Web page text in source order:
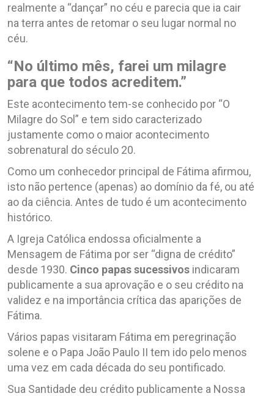
realmente a “dançar” no céu e parecia que ia cair
na terra antes de retomar o seu lugar normal no
céu.
“No último mês, farei um milagre
para que todos acreditem.”
Este acontecimento tem-se conhecido por “O
Milagre do Sol” e tem sido caracterizado
justamente como o maior acontecimento
sobrenatural do século 20.
Como um conhecedor principal de Fátima afirmou,
isto não pertence (apenas) ao domínio da fé, ou até
ao da ciência. Antes de tudo é um acontecimento
histórico.
A Igreja Católica endossa oficialmente a
Mensagem de Fátima por ser “digna de crédito”
desde 1930. Cinco papas sucessivos indicaram
publicamente a sua aprovação e o seu crédito na
validez e na importância crítica das aparições de
Fátima.
Vários papas visitaram Fátima em peregrinação
solene e o Papa João Paulo II tem ido pelo menos
uma vez em cada década do seu pontificado.
Sua Santidade deu crédito publicamente a Nossa